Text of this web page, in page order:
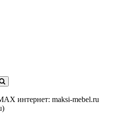
интернет: maksi-mebel.ru